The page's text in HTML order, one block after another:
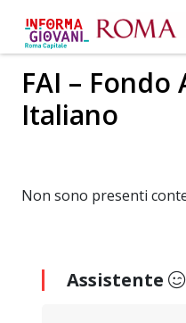
FAI –
Italiano
Non sono presenti
Assistente